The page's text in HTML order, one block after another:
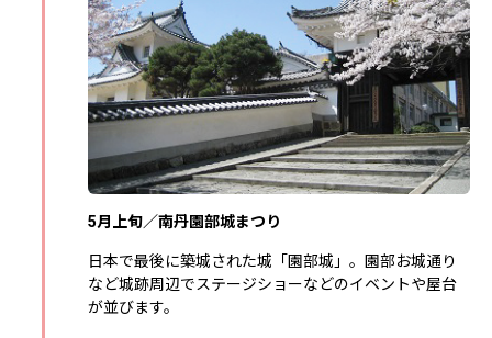
5月上旬／南丹園部城まつり
日本で最後に築城された城「園部城」。園部お城通り
など城跡周辺でステージショーなどのイベントや屋台
が並びます。